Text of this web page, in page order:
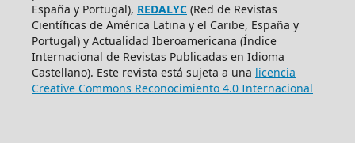
España y Portugal), REDALYC (Red de Revistas
Científicas de América Latina y el Caribe, España y
Portugal) y Actualidad Iberoamericana (Índice
Internacional de Revistas Publicadas en Idioma
Castellano). Este revista está sujeta a una licencia
Creative Commons Reconocimiento 4.0 Internacional